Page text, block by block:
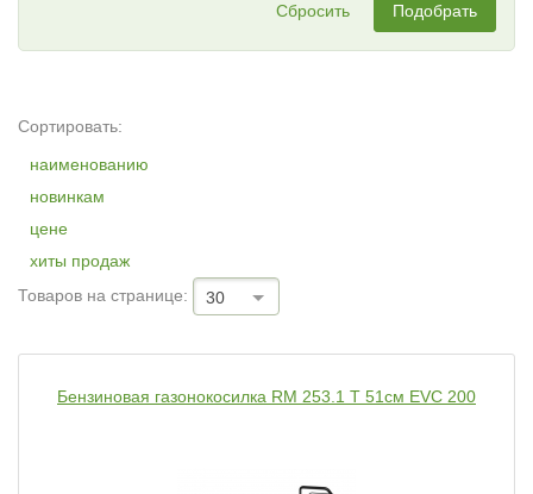
Сбросить Подобрать
Сортировать:
наименованию
новинкам
цене
хиты продаж
Товаров на странице:
30
Бензиновая газонокосилка RM 253.1 T 51см EVC 200